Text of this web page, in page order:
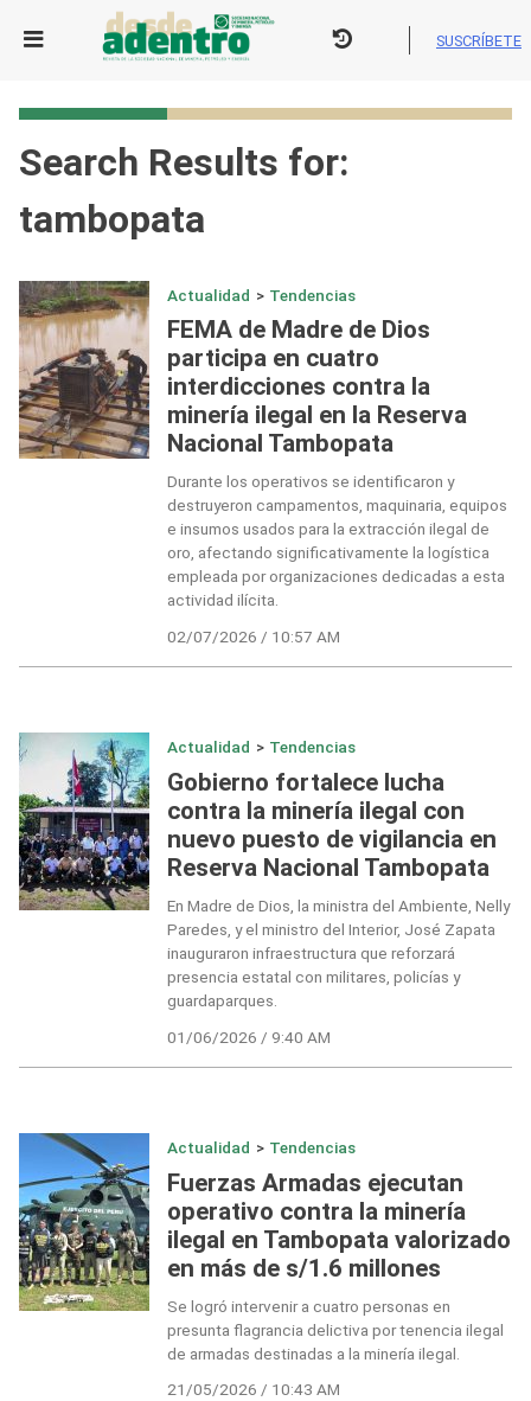
SUSCRÍBETE
Search Results for:
tambopata
Actualidad > Tendencias
FEMA de Madre de Dios
participa en cuatro
interdicciones contra la
minería ilegal en la Reserva
Nacional Tambopata
Durante los operativos se identificaron y
destruyeron campamentos, maquinaria, equipos
e insumos usados para la extracción ilegal de
oro, afectando significativamente la logística
empleada por organizaciones dedicadas a esta
actividad ilícita.
02/07/2026 / 10:57 AM
Actualidad > Tendencias
Gobierno fortalece lucha
contra la minería ilegal con
nuevo puesto de vigilancia en
Reserva Nacional Tambopata
En Madre de Dios, la ministra del Ambiente, Nelly
Paredes, y el ministro del Interior, José Zapata
inauguraron infraestructura que reforzará
presencia estatal con militares, policías y
guardaparques.
01/06/2026 / 9:40 AM
Actualidad > Tendencias
Fuerzas Armadas ejecutan
operativo contra la minería
ilegal en Tambopata valorizado
en más de s/1.6 millones
Se logró intervenir a cuatro personas en
presunta flagrancia delictiva por tenencia ilegal
de armadas destinadas a la minería ilegal.
21/05/2026 / 10:43 AM